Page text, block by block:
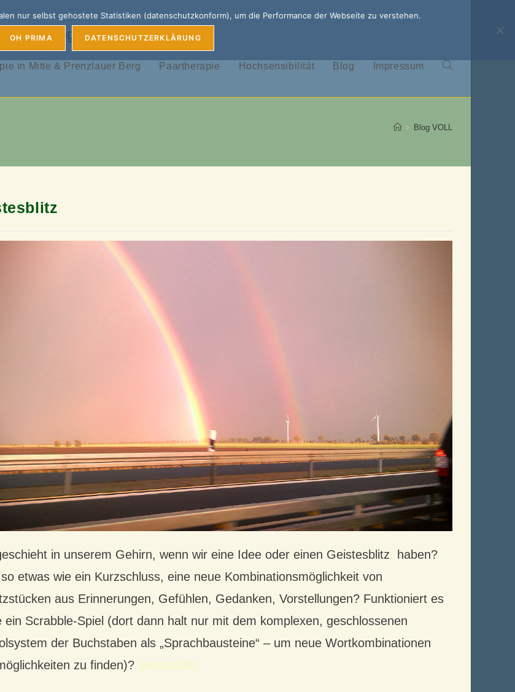
Coaching & Supervision
in Mitte & Prenzlauer Berg Paartherapie Hochsensibilität Blog Impressum Website-
Suche
umschalten
> Blog VOLL
in unserem Gehirn, wenn wir eine Idee oder einen Geistesblitz haben?
etwas wie ein Kurzschluss, eine neue Kombinationsmöglichkeit von
aus Erinnerungen, Gefühlen, Gedanken, Vorstellungen? Funktioniert es
ein Scrabble-Spiel (dort dann halt nur mit dem komplexen, geschlossenen
der Buchstaben als „Sprachbausteine“ – um neue Wortkombinationen
zu finden)? geistesblitz
nur selbst gehostete Statistiken (datenschutzkonform), um die Performance der Webseite zu verstehen.
OH PRIMA DATENSCHUTZERKLÄRUNG